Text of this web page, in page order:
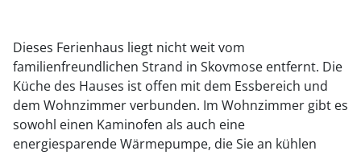
Dieses Ferienhaus liegt nicht weit vom
familienfreundlichen Strand in Skovmose entfernt. Die
Küche des Hauses ist offen mit dem Essbereich und
dem Wohnzimmer verbunden. Im Wohnzimmer gibt es
sowohl einen Kaminofen als auch eine
energiesparende Wärmepumpe, die Sie an kühlen